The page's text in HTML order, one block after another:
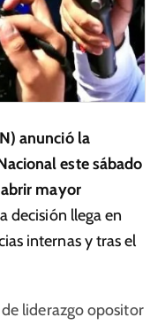
anunció la
este sábado
mayor
decisión llega en
internas y tras el
liderazgo opositor